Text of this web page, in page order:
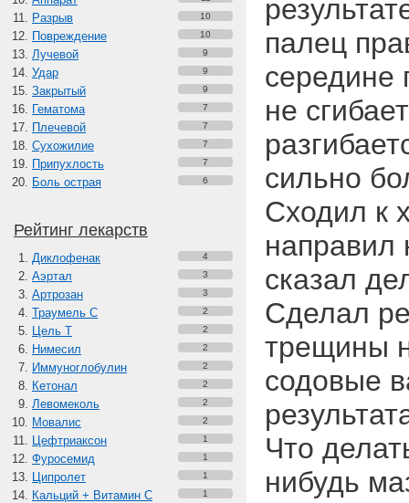
Разрыв 10
Повреждение 10
Лучевой 9
Удар 9
Закрытый 9
Гематома 7
Плечевой 7
Сухожилие 7
Припухлость 7
Боль острая 6
Рейтинг лекарств
Диклофенак 4
Аэртал 3
Артрозан 3
Траумель С 2
Цель Т 2
Нимесил 2
Иммуноглобулин 2
Кетонал 2
Левомеколь 2
Мовалис 2
Цефтриаксон 1
Фуросемид 1
Ципролет 1
Кальций + Витамин C 1
палец
середине
не
сильно
Сходил к
направил
сказал
Сделал
трещины
содовые
Что
нибудь